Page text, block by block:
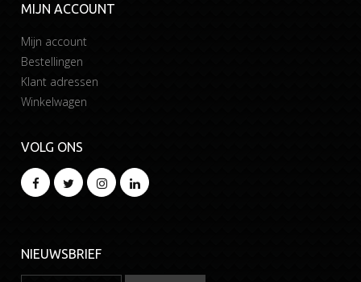
MIJN ACCOUNT
Mijn account
Bestellingen
Klant adressen
Winkelwagen
VOLG ONS
NIEUWSBRIEF